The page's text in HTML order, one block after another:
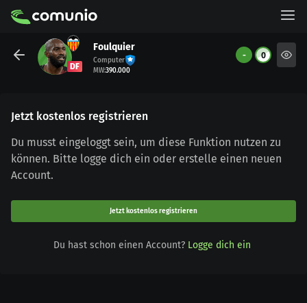
DF
Foulquier
Computer
MW:390.000
- 0
Jetzt kostenlos registrieren
Du musst eingeloggt sein, um diese Funktion nutzen zu
können. Bitte logge dich ein oder erstelle einen neuen
Account.
Jetzt kostenlos registrieren
Du hast schon einen Account? Logge dich ein